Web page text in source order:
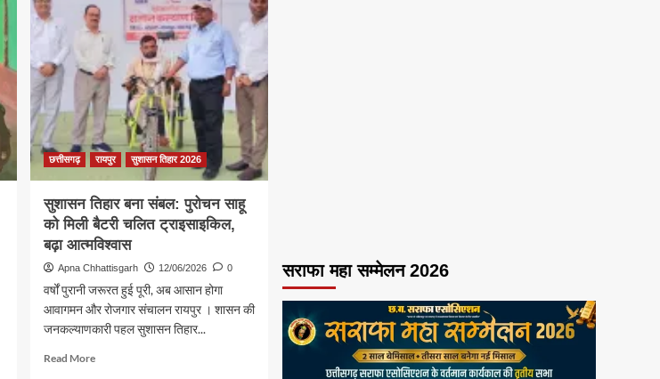
संबंधी
संसदीय
स्थायी
समिति
ने
किया
भारत-
अमेरिका
व्यापार
संबंधों
मूल्यांकन
छत्तीसगढ़ रायपुर सुशासन तिहार 2026
सुशासन तिहार बना संबल: पुरोचन साहू
को मिली बैटरी चलित ट्राइसाइकिल,
बढ़ा आत्मविश्वास
Apna Chhattisgarh 12/06/2026 0
वर्षों पुरानी जरूरत हुई पूरी, अब आसान होगा
आवागमन और रोजगार संचालन रायपुर । शासन की
जनकल्याणकारी पहल सुशासन तिहार...
Read MoreRead
सराफा महा सम्मेलन 2026